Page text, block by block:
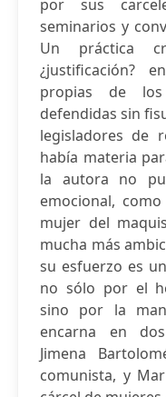
por sus
seminarios y
Un práctica
¿justificación?
propias de
defendidas sin
legisladores de
había materia
la autora no
emocional,
mujer del
mucha más
su esfuerzo es
no sólo por el
sino por la
encarna en
Jimena
comunista, y